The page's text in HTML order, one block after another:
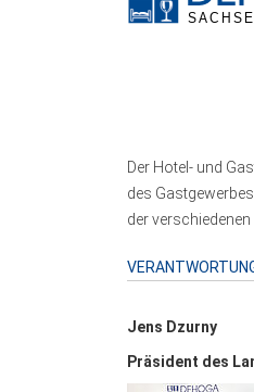
Der Hotel- und
des
der
Jens Dzurny
Präsident des